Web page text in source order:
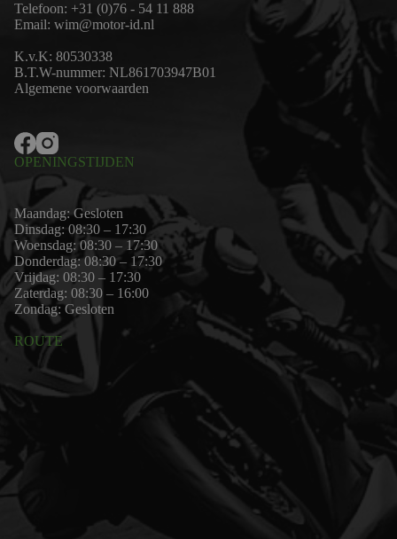
Telefoon: +31 (0)76 - 54 11 888
Email: wim@motor-id.nl
K.v.K: 80530338
B.T.W-nummer: NL861703947B01
Algemene voorwaarden
OPENINGSTIJDEN
Maandag: Gesloten
Dinsdag: 08:30 – 17:30
Woensdag: 08:30 – 17:30
Donderdag: 08:30 – 17:30
Vrijdag: 08:30 – 17:30
Zaterdag: 08:30 – 16:00
Zondag: Gesloten
ROUTE